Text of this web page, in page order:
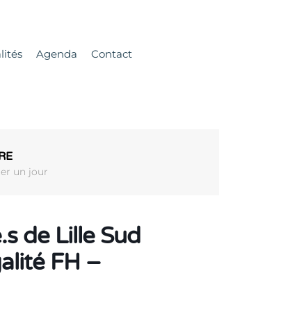
Agenda Contact
un jour
de Lille Sud
FH –